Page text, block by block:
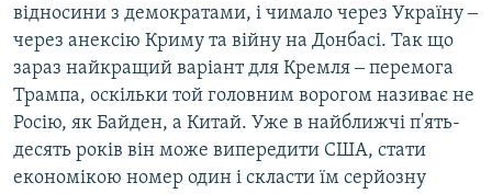
відносини з демократами, і чимало через Україну ‒
через анексію Криму та війну на Донбасі. Так що
зараз найкращий варіант для Кремля ‒ перемога
Трампа, оскільки той головним ворогом називає не
Росію, як Байден, а Китай. Уже в найближчі п'ять-
десять років він може випередити США, стати
економікою номер один і скласти їм серйозну